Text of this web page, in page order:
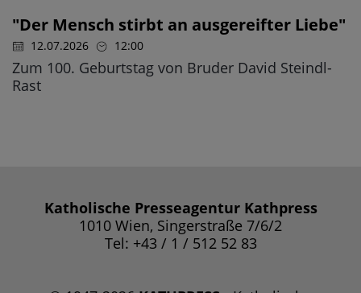
"Der Mensch stirbt an ausgereifter Liebe"
12.07.2026 12:00
Zum 100. Geburtstag von Bruder David Steindl-
Rast
Katholische Presseagentur Kathpress
1010 Wien, Singerstraße 7/6/2
Tel: +43 / 1 / 512 52 83